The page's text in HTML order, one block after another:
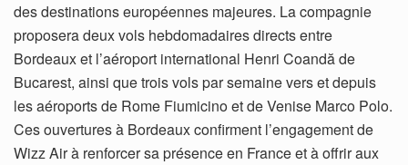
des destinations européennes majeures. La compagnie
proposera deux vols hebdomadaires directs entre
Bordeaux et l’aéroport international Henri Coandă de
Bucarest, ainsi que trois vols par semaine vers et depuis
les aéroports de Rome Fiumicino et de Venise Marco Polo.
Ces ouvertures à Bordeaux confirment l’engagement de
Wizz Air à renforcer sa présence en France et à offrir aux